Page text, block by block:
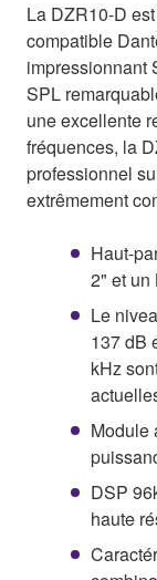
La DZR10-D
compatible
impressionnant
SPL
une excellente
fréquences, la
professionnel
extrêmement
Haut-
2" et un
Le
137 dB
kHz
Module
DSP
haute